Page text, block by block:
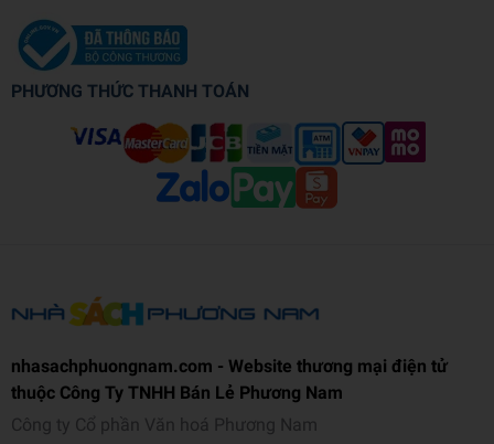
PHƯƠNG THỨC THANH TOÁN
nhasachphuongnam.com - Website thương mại điện tử
thuộc Công Ty TNHH Bán Lẻ Phương Nam
Công ty Cổ phần Văn hoá Phương Nam